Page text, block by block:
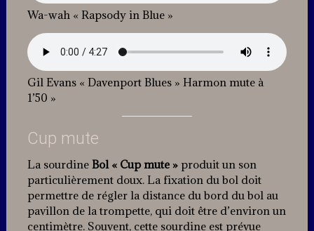
Wa-wah « Rapsody in Blue »
Gil Evans « Davenport Blues » Harmon mute à
1’50 »
Cup mute
La sourdine Bol « Cup mute » produit un son
particulièrement doux. La fixation du bol doit
permettre de régler la distance du bord du bol au
pavillon de la trompette, qui doit être d’environ un
centimètre. Souvent, cette sourdine est prévue